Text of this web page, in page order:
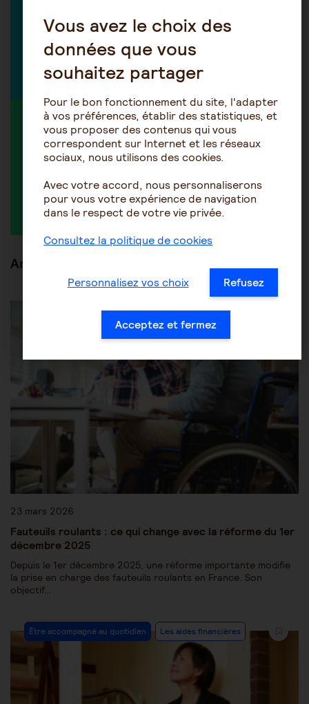
Marie-Hélène Isern-Réal
Avocate
Découvrir tous nos experts
MEMBRE ACTIF DANS LA DISCUSSION
Maya46
Articles en lien
Les aides financières
23 mars 2026
Fauteuils roulants : ce qui change avec la réforme du 1er
décembre 2025
Depuis le 1er décembre 2025, une réforme importante modifie
la prise en charge des fauteuils roulants en France. Son
objectif…
Être accompagné au quotidien Les aides financières
Vous avez le choix des
données que vous
souhaitez partager
Pour le bon fonctionnement du site, l'adapter
à vos préférences, établir des statistiques, et
vous proposer des contenus qui vous
correspondent sur Internet et les réseaux
sociaux, nous utilisons des cookies.
Avec votre accord, nous personnaliserons
pour vous votre expérience de navigation
dans le respect de votre vie privée.
Consultez la politique de cookies
Personnalisez vos choix Refusez
Acceptez et fermez